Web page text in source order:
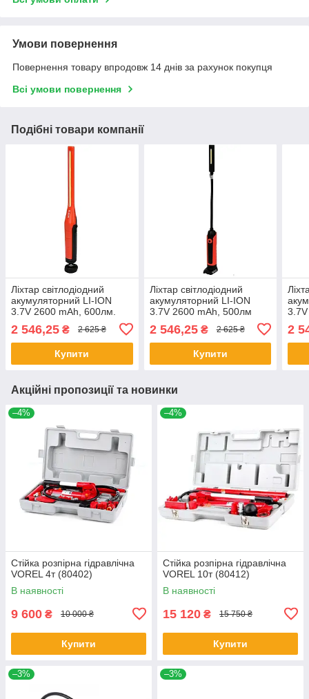
Умови повернення
Повернення товару впродовж 14 днів за рахунок покупця
Всі умови повернення
Подібні товари компанії
Ліхтар світлодіодний
акумуляторний LI-ION
3.7V 2600 mAh, 600лм.
2 546,25 ₴ 2 625 ₴
Купити
Ліхтар світлодіодний
акумуляторний LI-ION
3.7V 2600 mAh, 500лм
2 546,25₴ 2 625 ₴
Купити
2
Акційні пропозиції та новинки
–4%
Стійка розпірна гідравлічна
VOREL 4т (80402)
В наявності
9 600 ₴ 10 000 ₴
Купити
–4%
Стійка розпірна гідравлічна
VOREL 10т (80412)
В наявності
15 120 ₴ 15 750 ₴
Купити
–3% –3%